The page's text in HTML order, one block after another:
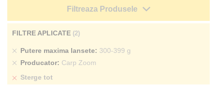
Filtreaza Produsele
FILTRE APLICATE
Putere maxima lansete 300-399 g
Sterge
produs
Producator Carp Zoom
Sterge
Sterge tot